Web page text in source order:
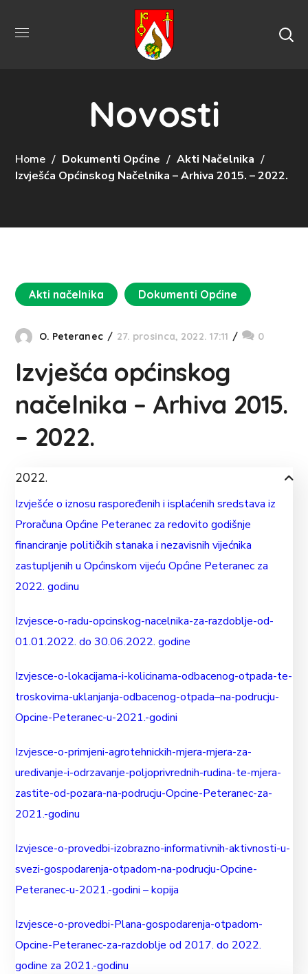
Novosti
Home Dokumenti Općine
Akti Načelnika
Izvješća Općinskog Načelnika – Arhiva 2015. – 2022.
Akti načelnika Dokumenti Općine
O. Peteranec 27. prosinca, 2022. 17:11 0
Izvješća općinskog
načelnika – Arhiva 2015.
– 2022.
2022.
Izvješće o iznosu raspoređenih i isplaćenih sredstava iz
Proračuna Općine Peteranec za redovito godišnje
financiranje političkih stanaka i nezavisnih vijećnika
zastupljenih u Općinskom vijeću Općine Peteranec za
2022. godinu
Izvjesce-o-radu-opcinskog-nacelnika-za-razdoblje-od-
01.01.2022. do 30.06.2022. godine
Izvjesce-o-lokacijama-i-kolicinama-odbacenog-otpada-te-
troskovima-uklanjanja-odbacenog-otpada–na-podrucju-
Opcine-Peteranec-u-2021.-godini
Izvjesce-o-primjeni-agrotehnickih-mjera-mjera-za-
uredivanje-i-odrzavanje-poljoprivrednih-rudina-te-mjera-
zastite-od-pozara-na-podrucju-Opcine-Peteranec-za-
2021.-godinu
Izvjesce-o-provedbi-izobrazno-informativnih-aktivnosti-u-
svezi-gospodarenja-otpadom-na-podrucju-Opcine-
Peteranec-u-2021.-godini – kopija
Izvjesce-o-provedbi-Plana-gospodarenja-otpadom-
Opcine-Peteranec-za-razdoblje od 2017. do 2022.
godine za 2021.-godinu